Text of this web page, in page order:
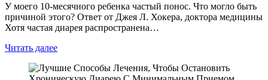
У моего 10-месячного ребенка частый понос. Что могло быть
причиной этого? Ответ от Джея Л. Хокера, доктора медицины
Хотя частая диарея распространена…
Читать далее